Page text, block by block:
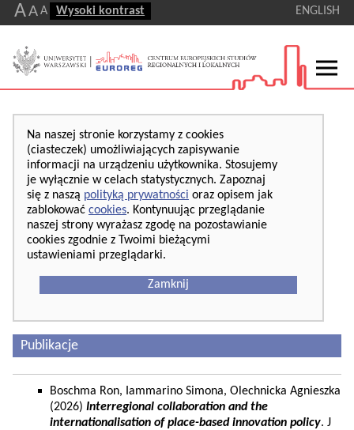
AA A Wysoki kontrast ENGLISH
Na naszej stronie korzystamy z cookies
(ciasteczek) umożliwiających zapisywanie
informacji na urządzeniu użytkownika. Stosujemy
je wyłącznie w celach statystycznych. Zapoznaj
się z naszą polityką prywatności oraz opisem jak
zablokować cookies. Kontynuując przeglądanie
naszej strony wyrażasz zgodę na pozostawianie
cookies zgodnie z Twoimi bieżącymi
ustawieniami przeglądarki.
Zamknij
Publikacje
Boschma Ron, Iammarino Simona, Olechnicka Agnieszka
(2026) Interregional collaboration and the
internationalisation of place-based innovation policy. J